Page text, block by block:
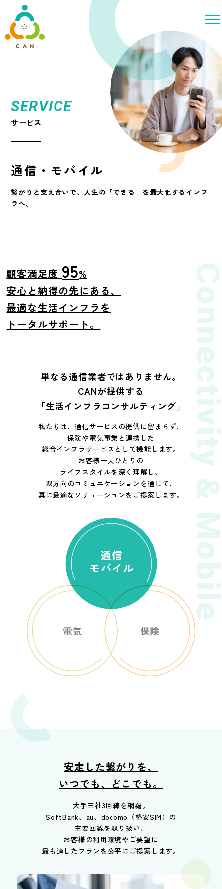
SERVICE
サービス
通信・モバイル
繋がりと支え合いで、人生の「できる」を最大化するインフ
ラへ。
顧客満足度 95%
安心と納得の先にある、
最適な生活インフラを
トータルサポート。
単なる通信業者ではありません。
CANが提供する
「生活インフラコンサルティング」
私たちは、通信サービスの提供に留まらず、
保険や電気事業と連携した
総合インフラサービスとして機能します。
お客様一人ひとりの
ライフスタイルを深く理解し、
双方向のコミュニケーションを通じて、
真に最適なソリューションをご提案します。
安定した繋がりを、
いつでも、どこでも。
大手三社3回線を網羅。
SoftBank、au、docomo（格安SIM）の
主要回線を取り扱い、
お客様の利用環境やご要望に
最も適したプランを公平にご提案します。